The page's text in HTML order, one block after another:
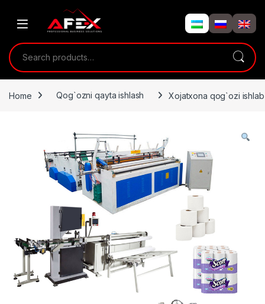
Search for:
Home Qog`ozni qayta ishlash Xojatxona qog`ozi